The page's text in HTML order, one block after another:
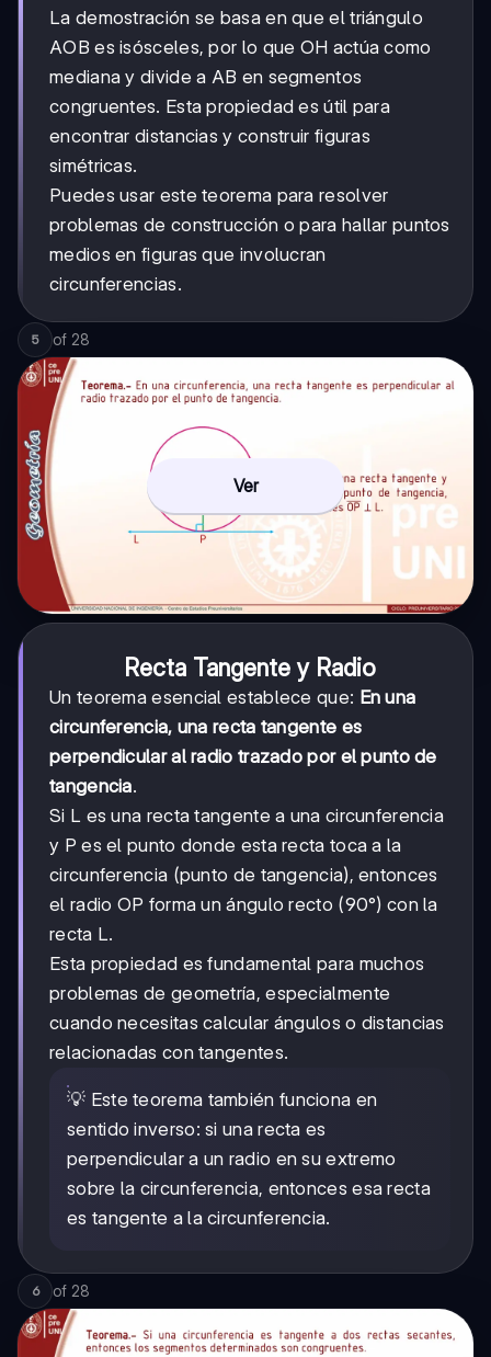
La demostración se basa en que el triángulo
AOB es isósceles, por lo que OH actúa como
mediana y divide a AB en segmentos
congruentes. Esta propiedad es útil para
encontrar distancias y construir figuras
simétricas.
Puedes usar este teorema para resolver
problemas de construcción o para hallar puntos
medios en figuras que involucran
circunferencias.
5 of 28
Ver
Recta Tangente y Radio
Un teorema esencial establece que: En una
circunferencia, una recta tangente es
perpendicular al radio trazado por el punto de
tangencia.
Si L es una recta tangente a una circunferencia
y P es el punto donde esta recta toca a la
circunferencia (punto de tangencia), entonces
el radio OP forma un ángulo recto (90°) con la
recta L.
Esta propiedad es fundamental para muchos
problemas de geometría, especialmente
cuando necesitas calcular ángulos o distancias
relacionadas con tangentes.
💡 Este teorema también funciona en
sentido inverso: si una recta es
perpendicular a un radio en su extremo
sobre la circunferencia, entonces esa recta
es tangente a la circunferencia.
6 of 28